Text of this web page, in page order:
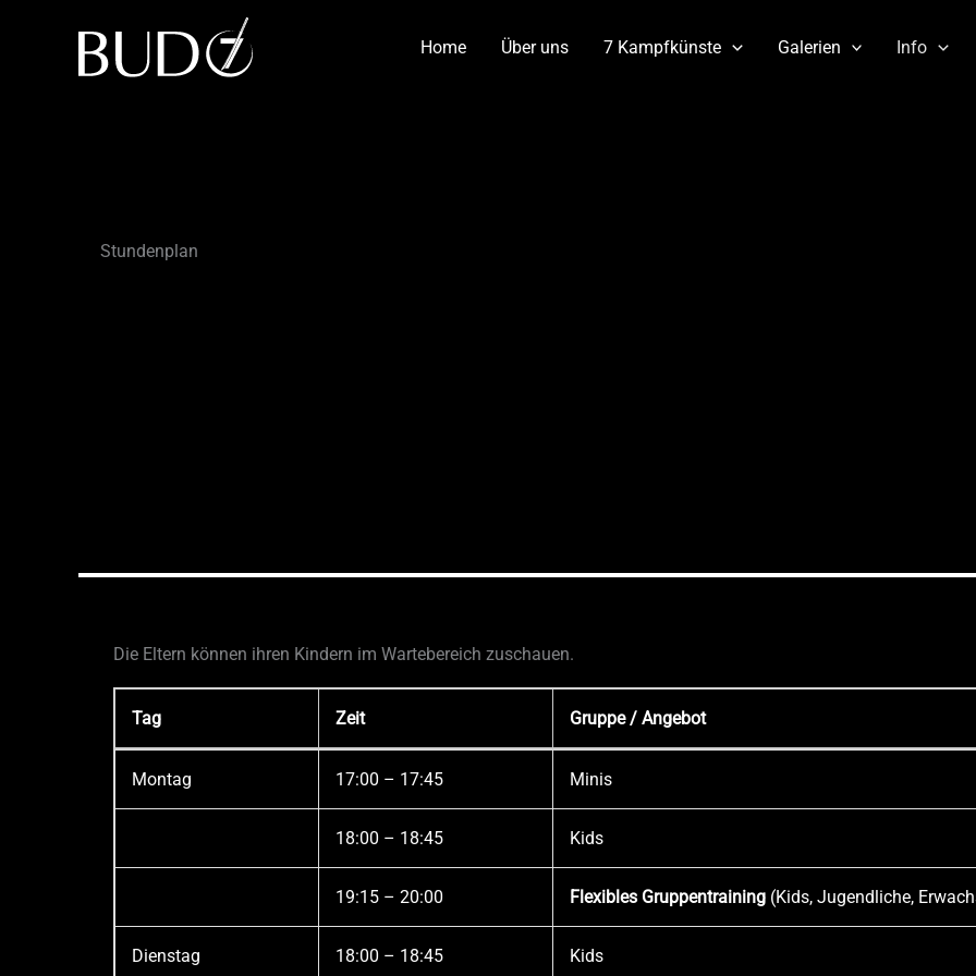
Home Über uns 7 Kampfkünste Galerien Info
Stundenplan
Die Eltern können ihren Kindern im Wartebereich zuschauen.
Tag Zeit Gruppe / Angebot
Montag 17:00 – 17:45 Minis
18:00 – 18:45 Kids
19:15 – 20:00 Flexibles Gruppentraining (Kids, Jugendliche,
Dienstag 18:00 – 18:45 Kids